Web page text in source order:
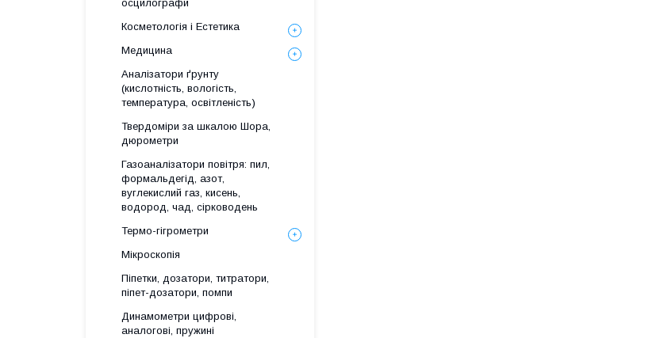
осцилографи
Косметологія і Естетика
Медицина
Аналізатори ґрунту
(кислотність, вологість,
температура, освітленість)
Твердоміри за шкалою Шора,
дюрометри
Газоаналізатори повітря: пил,
формальдегід, азот,
вуглекислий газ, кисень,
водород, чад, сірководень
Термо-гігрометри
Мікроскопія
Піпетки, дозатори, титратори,
піпет-дозатори, помпи
Динамометри цифрові,
аналогові, пружині